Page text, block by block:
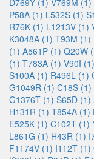
D769Y (1) V769M (1)
P58A (1) L532S (1)
R76K (1) L1213V (1)
K3048A (1) T93M (1)
(1) A561P (1) Q20W
(1) T783A (1) V90I (1)
S100A (1) R496L (1)
G1049R (1) C18S (1)
G1376T (1) S65D (1)
H131R (1) T854A (1)
E525K (1) C102T (1)
L861G (1) H43R (1)
F1174V (1) I112T (1)